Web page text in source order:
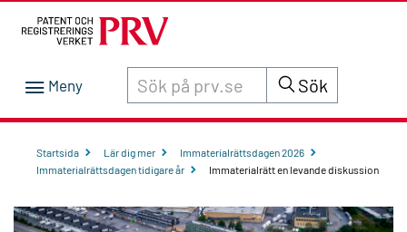
Sök innehåll på siten prv.se Sök
Startsida Lär dig mer
Immaterialrättsdagen 2026
Immaterialrättsdagen tidigare år
Immaterialrätt en levande diskussion